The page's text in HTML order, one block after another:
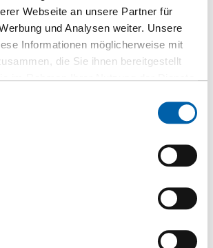
Webseite an unsere Partner für
und Analysen weiter. Unsere
Informationen möglicherweise mit
die Sie ihnen bereitgestellt
im Rahmen Ihrer Nutzung der Dienste
hinzufügen